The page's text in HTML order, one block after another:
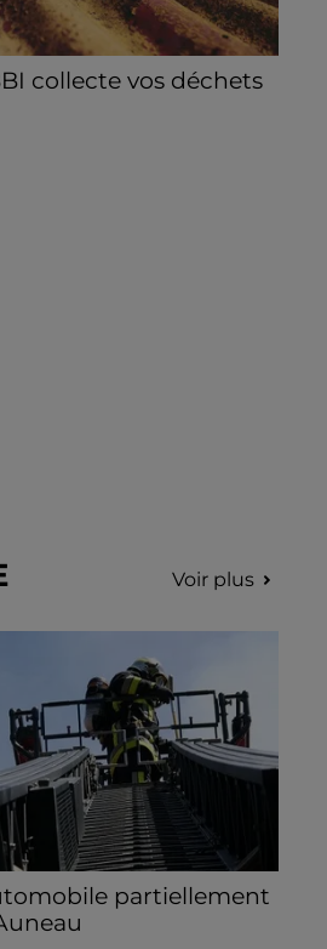
collecte vos déchets
Voir plus
partiellement